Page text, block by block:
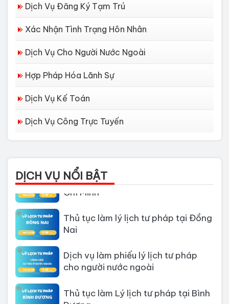
Dịch Vụ Đăng Ký Tạm Trú
Xác Nhận Tình Trạng Hôn Nhân
Dịch Vụ Cho Người Nước Ngoài
Hợp Pháp Hóa Lãnh Sự
Dịch Vụ Kế Toán
Dịch Vụ Công Trực Tuyến
DỊCH VỤ NỔI BẬTThủ tục làm Lý Lịch Tư Pháp tại Hồ
Chí Minh
Thủ tục làm lý lịch tư pháp tại Đồng
Nai
Dịch vụ làm phiếu lý lịch tư pháp
cho người nước ngoài
Dương